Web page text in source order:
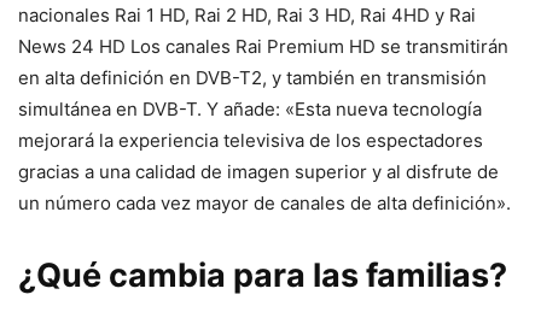
nacionales Rai 1 HD, Rai 2 HD, Rai 3 HD, Rai 4HD y Rai
News 24 HD Los canales Rai Premium HD se transmitirán
en alta definición en DVB-T2, y también en transmisión
simultánea en DVB-T. Y añade: «Esta nueva tecnología
mejorará la experiencia televisiva de los espectadores
gracias a una calidad de imagen superior y al disfrute de
un número cada vez mayor de canales de alta definición».
¿Qué cambia para las familias?